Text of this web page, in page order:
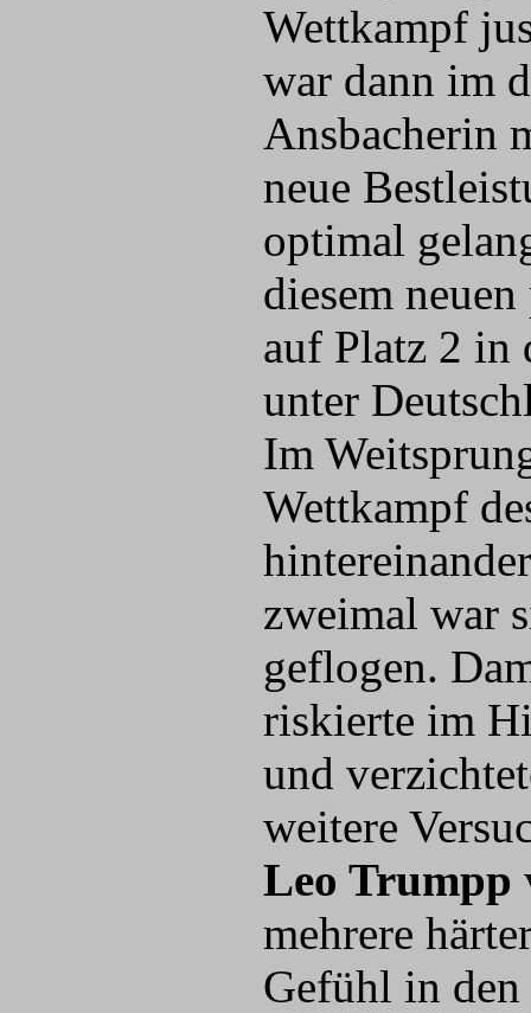
Wettkampf
war dann im
Ansbacherin
neue
optimal
diesem
auf Platz 2 in
unter
Im
Wettkampf
zweimal war
geflogen.
riskierte im
und
weitere
Leo Trumpp
mehrere
Gefühl in den